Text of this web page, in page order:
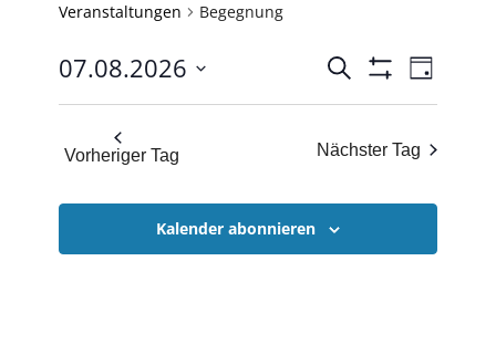
Veranstaltungen Begegnung
SUCHE
UND
Suche Tag
07.08.2026
Datum
wählen.
Vorheriger Tag Nächster Tag
Kalender abonnieren